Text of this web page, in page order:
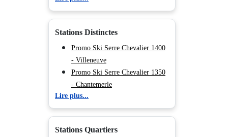
Stations Distinctes
Promo Ski Serre Chevalier 1400
- Villeneuve
Promo Ski Serre Chevalier 1350
- Chantemerle
Promo Ski Serre Chevalier 1200
- Briançon
- Monêtier Les Bains
Lire plus...
Stations Quartiers